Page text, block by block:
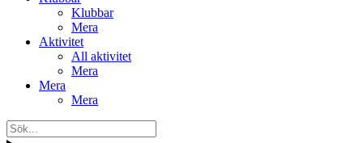
Klubbar
Mera
Aktivitet
All aktivitet
Mera
Mera
Mera